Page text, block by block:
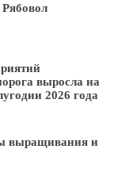
выросла на
2026 года
выращивания и